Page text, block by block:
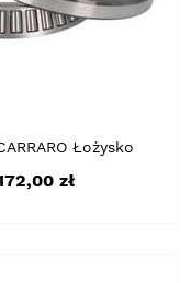
Łożysko
zł